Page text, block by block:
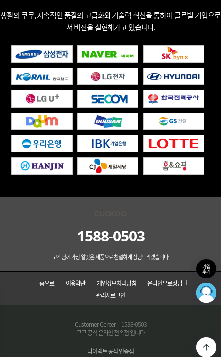
생활의 쿠쿠, 지속적인 품질의 고급화와 기술력 혁신을 통하여 글로벌 기업으로
서 비전을 실현해가고 있습니다.
1588-0503
고객님께 가장 알맞은 제품으로 친절하게 상담드리겠습니다.
홈으로 이용약관 개인정보처리방침
온라인무료상담
관리자로그인
Customer Center
1588-0503
쿠쿠 공식 온라인 전속점 입니다
다이렉트 공식 인증점
가입
후기